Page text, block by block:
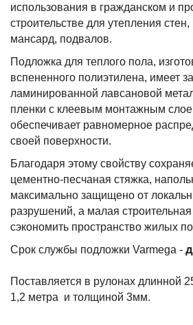
использования в гражданском и
строительстве для утепления
мансард, подвалов.
Подложка для теплого пола,
вспененного полиэтилена, имеет
ламинированной лавсановой
пленки с клеевым монтажным
обеспечивает равномерное
своей поверхности.
Благодаря этому свойству
цементно-песчаная стяжка,
максимально защищено от
разрушений, а малая
сэкономить пространство жилых
Срок службы подложки Varmega -
Поставляется в рулонах длинной
1,2 метра и толщиной 3мм.